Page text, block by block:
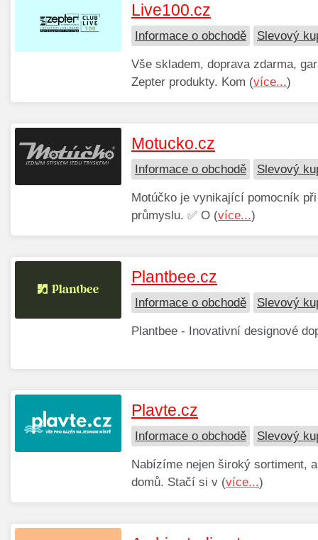
Live100.cz
Informace o obchodě Slevový
Vše skladem, doprava zdarma,
Zepter produkty. Kom (více...)
Motucko.cz
Informace o obchodě Slevový
Motúčko je vynikající pomocník
průmyslu. ✅ O (více...)
Plantbee.cz
Informace o obchodě Slevový
Plantbee - Inovativní designové
Plavte.cz
Informace o obchodě Slevový
Nabízíme nejen široký sortiment,
domů. Stačí si v (více...)